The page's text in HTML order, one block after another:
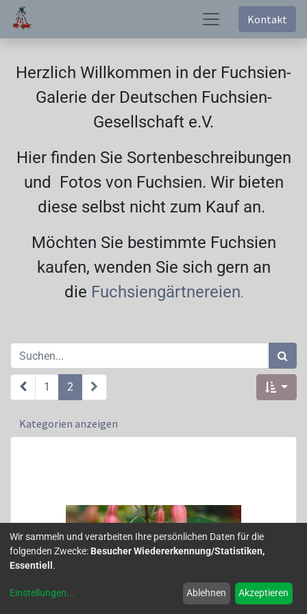
Kontakt
Herzlich Willkommen in der Fuchsien-
Galerie der Deutschen Fuchsien-
Gesellschaft e.V.
Hier finden Sie Sortenbeschreibungen
und Fotos von Fuchsien. Wir bieten
diese selbst nicht zum Kauf an.
Möchten Sie bestimmte Fuchsien
kaufen, wenden Sie sich gern an
die Fuchsiengärtnereien.
1 2
Kategorien anzeigen
Wir sammeln und verarbeiten Ihre persönlichen Daten für die
folgenden Zwecke: Besucher Wiedererkennung/Statistiken,
Essentiell .
Einstellungen... Ablehnen Akzeptieren